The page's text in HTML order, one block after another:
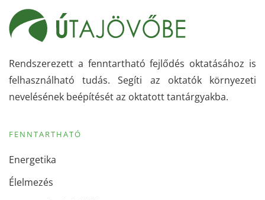
Rendszerezett a fenntartható fejlődés oktatásához is
felhasználható tudás. Segíti az oktatók környezeti
nevelésének beépítését az oktatott tantárgyakba.
FENNTARTHATÓ
Energetika
Élelmezés